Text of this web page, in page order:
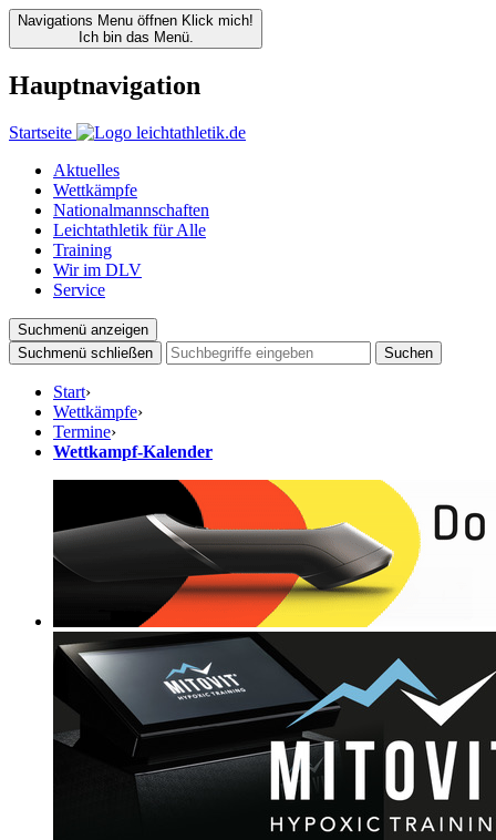
Navigations Menu öffnen Klick mich!
Ich bin das Menü.
Hauptnavigation
Startseite
Aktuelles
Wettkämpfe
Nationalmannschaften
Leichtathletik für Alle
Training
Wir im DLV
Service
Suchmenü anzeigen
Suchmenü schließen
Suchen
Start›
Wettkämpfe›
Termine›
Wettkampf-Kalender